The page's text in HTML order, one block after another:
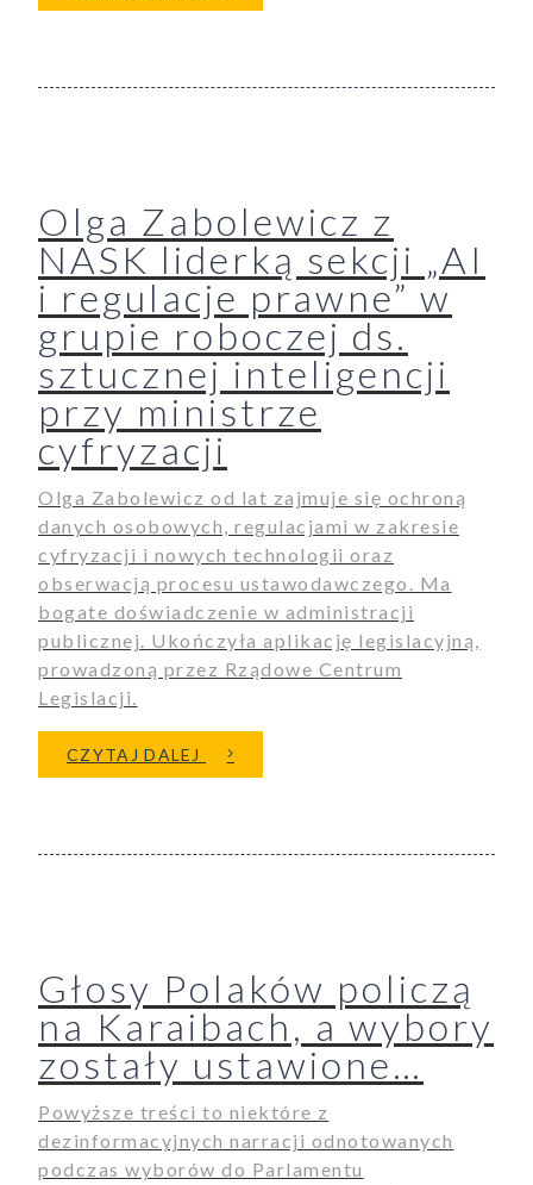
Olga Zabolewicz z
NASK liderką sekcji „AI
i regulacje prawne” w
grupie roboczej ds.
sztucznej inteligencji
przy ministrze
cyfryzacji
Olga Zabolewicz od lat zajmuje się ochroną
danych osobowych, regulacjami w zakresie
cyfryzacji i nowych technologii oraz
obserwacją procesu ustawodawczego. Ma
bogate doświadczenie w administracji
publicznej. Ukończyła aplikację legislacyjną,
prowadzoną przez Rządowe Centrum
Legislacji.
CZYTAJ DALEJ O OLGA ZABOLEWICZ Z NASK
Głosy Polaków policzą
na Karaibach, a wybory
zostały ustawione…
Powyższe treści to niektóre z
dezinformacyjnych narracji odnotowanych
podczas wyborów do Parlamentu